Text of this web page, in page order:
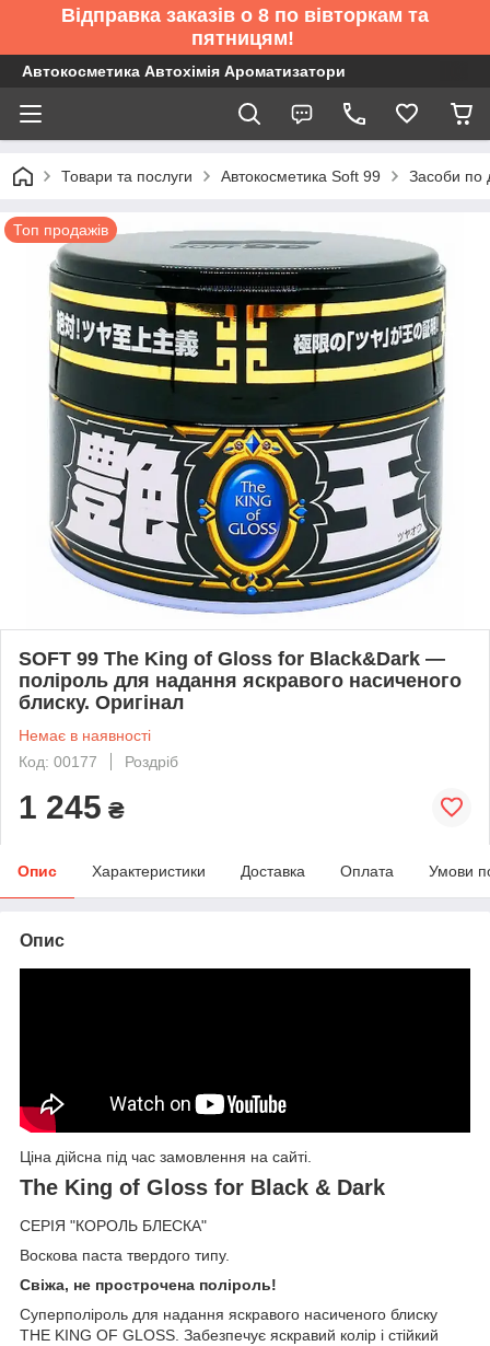
Відправка заказів о 8 по вівторкам та
пятницям!
Автокосметика Автохімія Ароматизатори
Товари та послуги Автокосметика Soft 99 Засоби по
Топ продажів
SOFT 99 The King of Gloss for Black&Dark —
поліроль для надання яскравого насиченого
блиску. Оригінал
Немає в наявності
Код: 00177
Роздріб
1 245 ₴
Опис Характеристики Доставка Оплата Умови
Опис
Ціна дійсна під час замовлення на сайті.
The King of Gloss for Black & Dark
СЕРІЯ "КОРОЛЬ БЛЕСКА"
Воскова паста твердого типу.
Свіжа, не прострочена поліроль!
Суперполіроль для надання яскравого насиченого блиску
THE KING OF GLOSS. Забезпечує яскравий колір і стійкий